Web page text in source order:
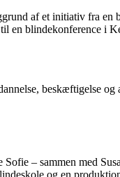
af et initiativ fra
blindekonference i
beskæftigelse
– sammen med